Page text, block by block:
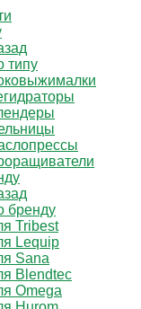
типу
бренду
Tribest
Lequip
Sana
Blendtec
Omega